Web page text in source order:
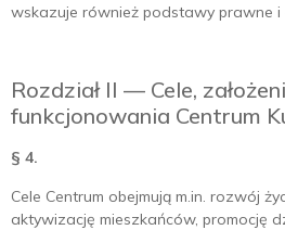
wskazuje również podstawy prawne i
Rozdział II — Cele,
funkcjonowania Centrum
§ 4.
Cele Centrum obejmują m.in. rozwój
aktywizację mieszkańców, promocję